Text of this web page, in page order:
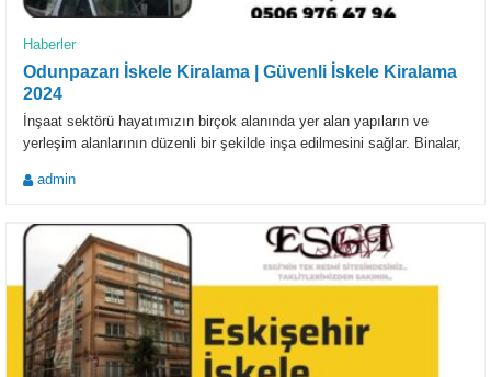
Haberler
Odunpazarı İskele Kiralama | Güvenli İskele Kiralama
2024
İnşaat sektörü hayatımızın birçok alanında yer alan yapıların ve
yerleşim alanlarının düzenli bir şekilde inşa edilmesini sağlar. Binalar,
admin